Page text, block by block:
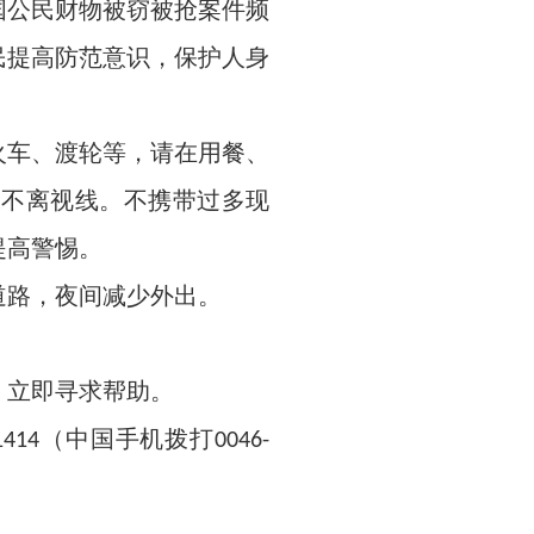
民财物被窃被抢案件频
高防范意识，保护人身
渡轮等，请在用餐、
离视线。不携带过多现
警惕。
，夜间减少外出。
即寻求帮助。
（中国手机拨打0046-